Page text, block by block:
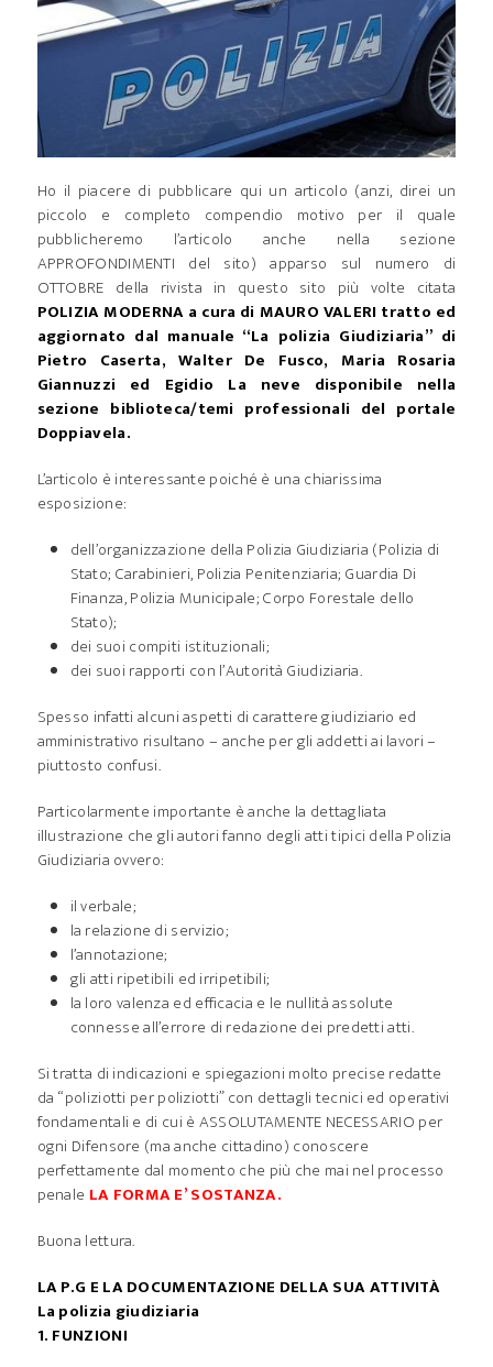
Ho il piacere di pubblicare qui un articolo (anzi, direi un
piccolo e completo compendio motivo per il quale
pubblicheremo l’articolo anche nella sezione
APPROFONDIMENTI del sito) apparso sul numero di
OTTOBRE della rivista in questo sito più volte citata
POLIZIA MODERNA a cura di MAURO VALERI tratto ed
aggiornato dal manuale “La polizia Giudiziaria” di
Pietro Caserta, Walter De Fusco, Maria Rosaria
Giannuzzi ed Egidio La neve disponibile nella
sezione biblioteca/temi professionali del portale
Doppiavela.
L’articolo è interessante poiché è una chiarissima
esposizione:
dell’organizzazione della Polizia Giudiziaria (Polizia di
Stato; Carabinieri, Polizia Penitenziaria; Guardia Di
Finanza, Polizia Municipale; Corpo Forestale dello
Stato);
dei suoi compiti istituzionali;
dei suoi rapporti con l’Autorità Giudiziaria.
Spesso infatti alcuni aspetti di carattere giudiziario ed
amministrativo risultano – anche per gli addetti ai lavori –
piuttosto confusi.
Particolarmente importante è anche la dettagliata
illustrazione che gli autori fanno degli atti tipici della Polizia
Giudiziaria ovvero:
il verbale;
la relazione di servizio;
l’annotazione;
gli atti ripetibili ed irripetibili;
la loro valenza ed efficacia e le nullità assolute
connesse all’errore di redazione dei predetti atti.
Si tratta di indicazioni e spiegazioni molto precise redatte
da “poliziotti per poliziotti” con dettagli tecnici ed operativi
fondamentali e di cui è ASSOLUTAMENTE NECESSARIO per
ogni Difensore (ma anche cittadino) conoscere
perfettamente dal momento che più che mai nel processo
penale LA FORMA E’ SOSTANZA.
Buona lettura.
LA P.G E LA DOCUMENTAZIONE DELLA SUA ATTIVITÀ
La polizia giudiziaria
1. FUNZIONI